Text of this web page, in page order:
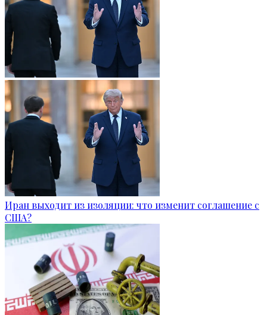
Иран выходит из изоляции: что изменит соглашение с
США?